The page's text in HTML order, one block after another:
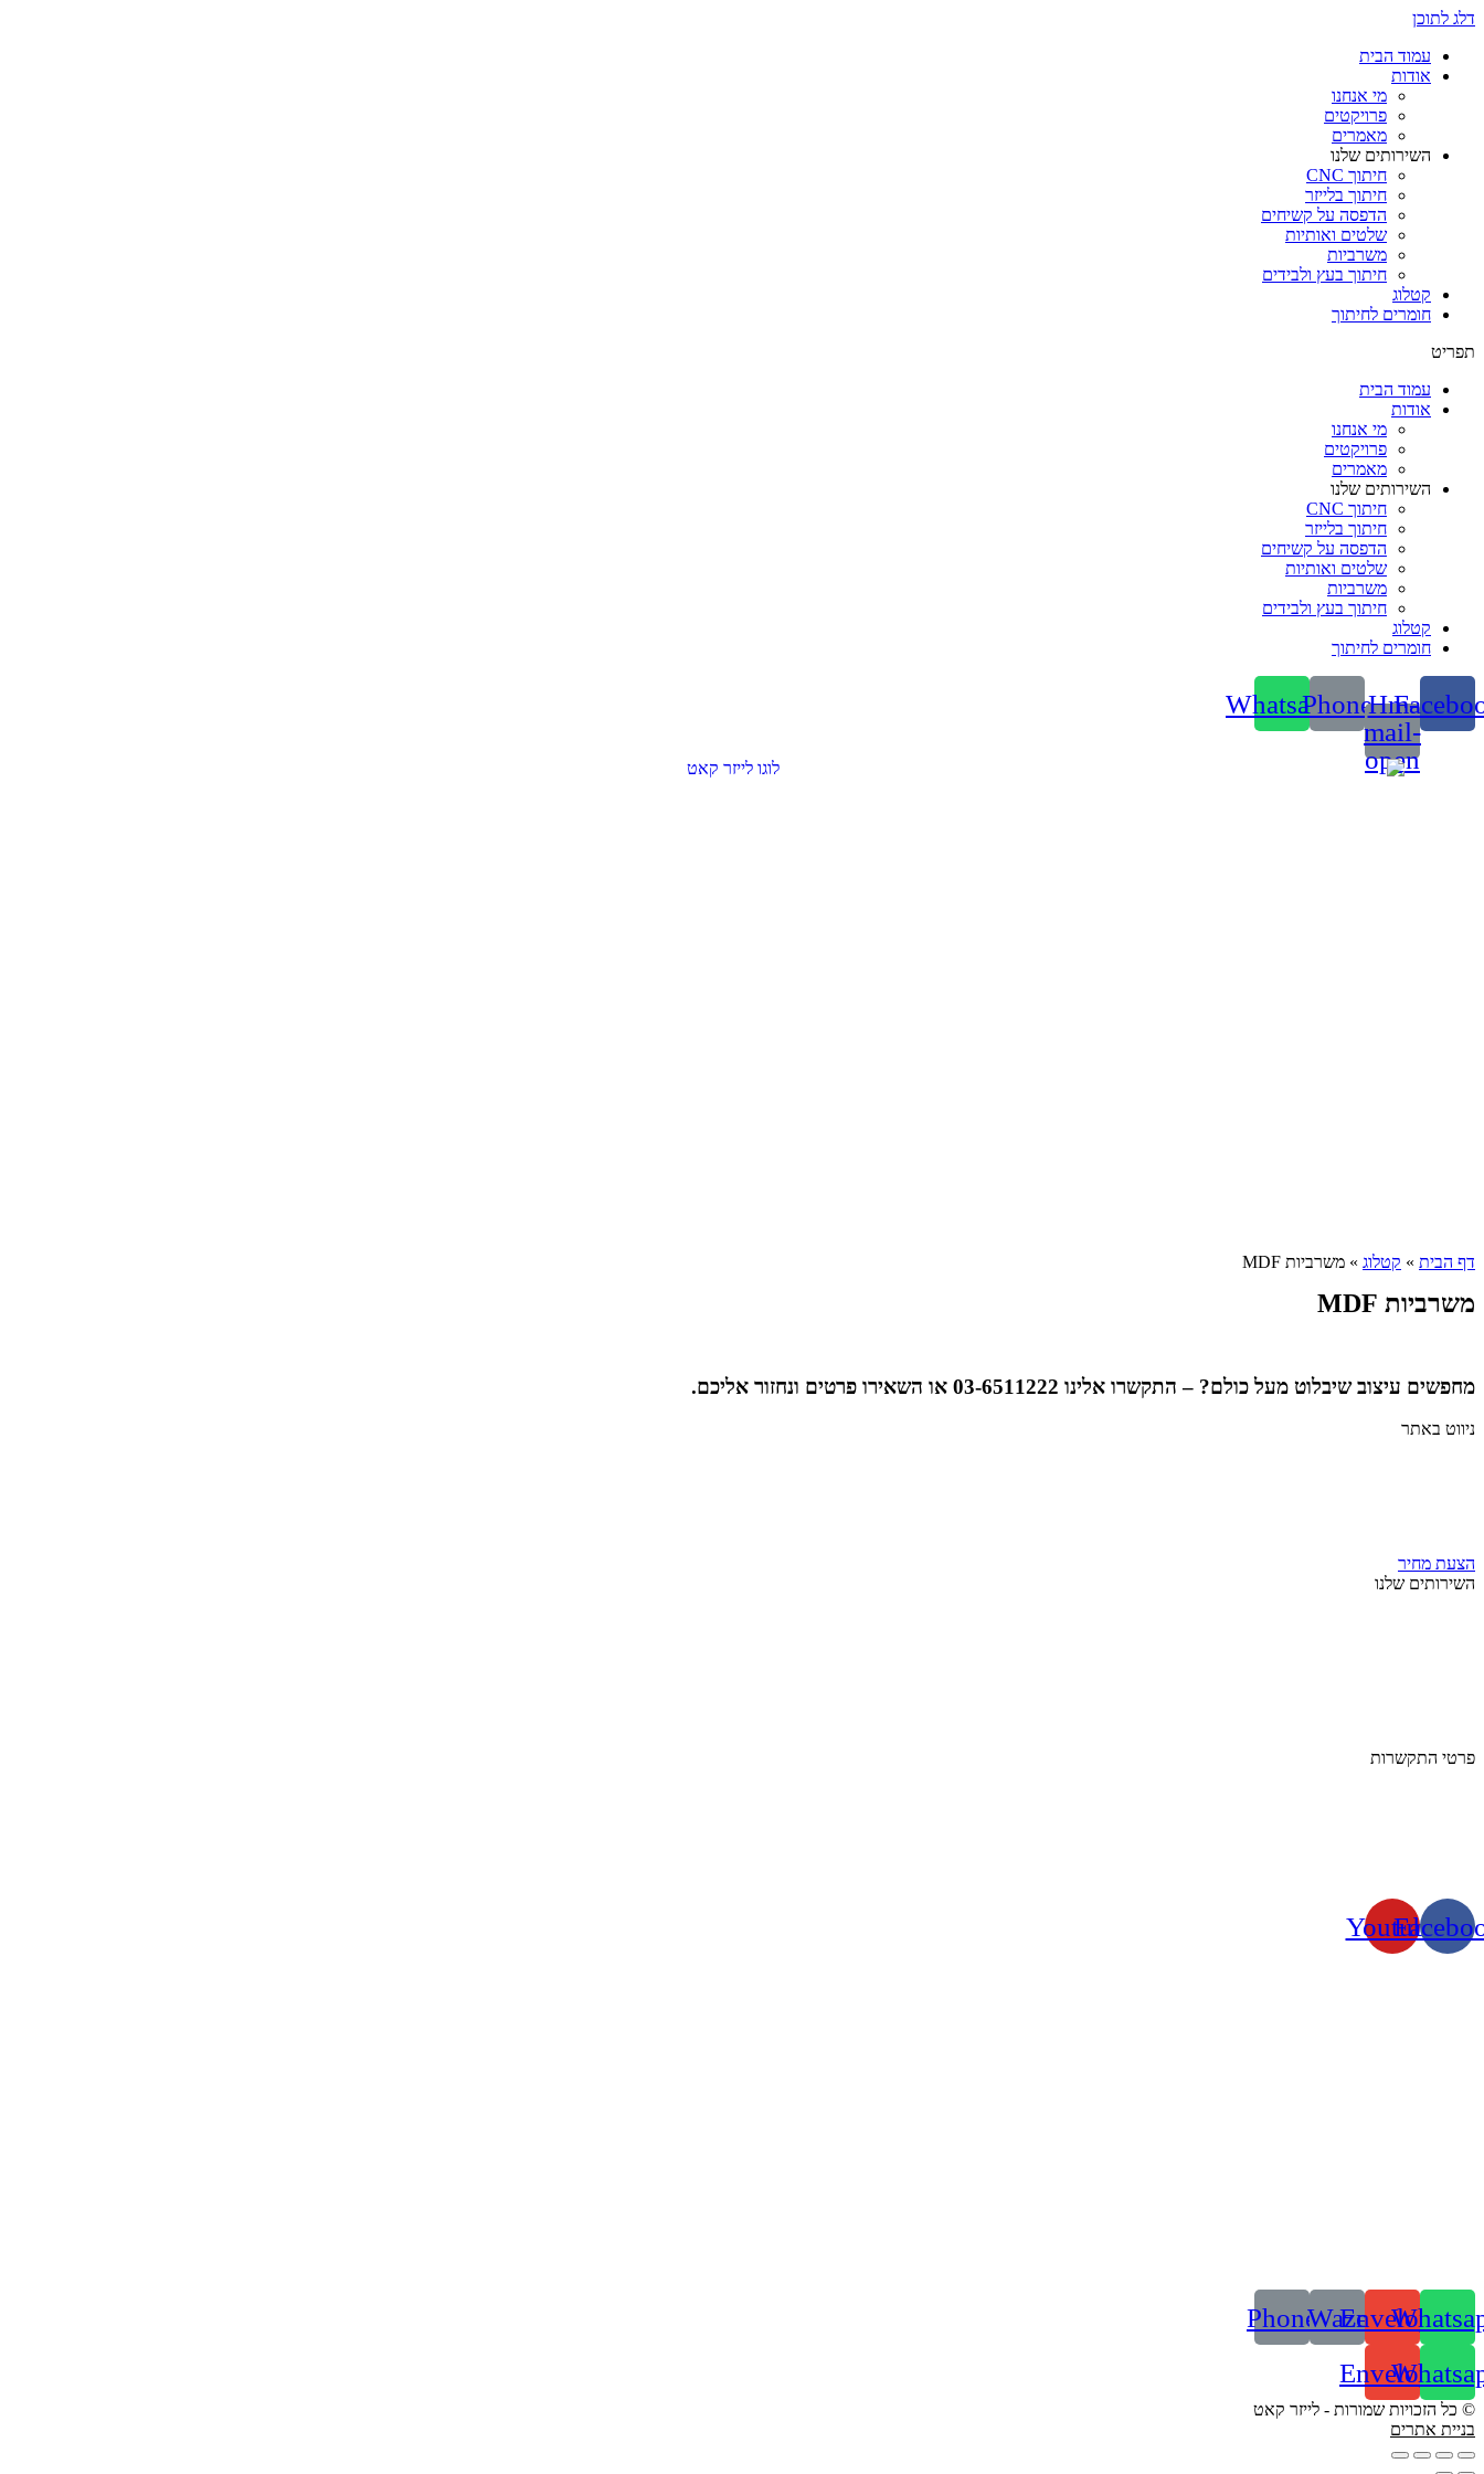
דלג לתוכן
עמוד הבית
אודות
מי אנחנו
פרויקטים
מאמרים
השירותים שלנו
חיתוך CNC
חיתוך בלייזר
הדפסה על קשיחים
שלטים ואותיות
משרביות
חיתוך בעץ ולבידים
קטלוג
חומרים לחיתוך
תפריט
עמוד הבית
אודות
מי אנחנו
פרויקטים
מאמרים
השירותים שלנו
חיתוך CNC
חיתוך בלייזר
הדפסה על קשיחים
שלטים ואותיות
משרביות
חיתוך בעץ ולבידים
קטלוג
חומרים לחיתוך
Hm-
mail-
open
Phone
Whatsapp
דף הבית » קטלוג » משרביות MDF
משרביות MDF
מחפשים עיצוב שיבלוט מעל כולם? – התקשרו אלינו 03-6511222 או השאירו פרטים ונחזור אליכם.
ניווט באתר
הצעת מחיר
השירותים שלנו
פרטי התקשרות
Youtube
Envelope
Waze
Phone
Envelope
© כל הזכויות שמורות - לייזר קאט
בניית אתרים